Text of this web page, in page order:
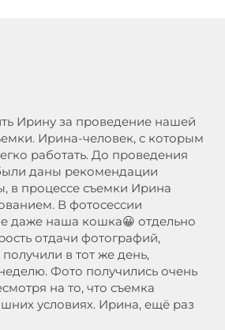
Ирину за проведение нашей
Ирина-человек, с которым
работать. До проведения
даны рекомендации
в процессе съемки Ирина
В фотосессии
даже наша кошка😀 отдельно
отдачи фотографий,
в тот же день,
Фото получились очень
на то, что съемка
условиях. Ирина, ещё раз